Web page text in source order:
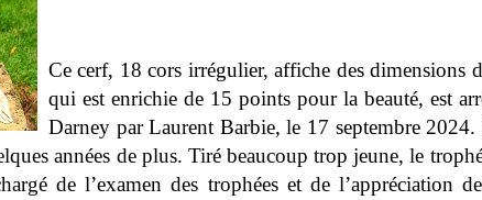
Ce cerf, 18 cors irrégulier, affiche des dimensions
qui est enrichie de 15 points pour la beauté, est
Darney par Laurent Barbie, le 17 septembre
années de plus. Tiré beaucoup trop jeune, le
de l’examen des trophées et de